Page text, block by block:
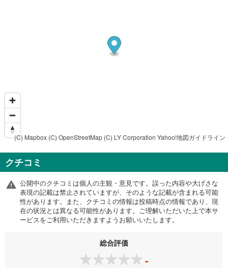
(C) Mapbox (C) OpenStreetMap (C) LY Corporation Yahoo!地図ガイドライン
クチコミ
公開中のクチコミは個人の主観・意見です。誤った内容や大げさな
表現の記載は禁止されていますが、そのような記載が含まれる可能
性があります。また、クチコミの情報は投稿時点の情報であり、現
在の状況とは異なる可能性があります。ご理解いただいた上で本サ
ービスをご利用いただきますようお願いいたします。
総合評価
-